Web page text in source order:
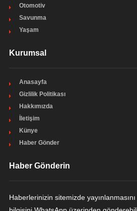
Otomotiv
Savunma
Yaşam
Kurumsal
Anasayfa
Gizlilik Politikası
Hakkımızda
İletişim
Künye
Haber Gönder
Haber Gönderin
Haberlerinizin sitemizde